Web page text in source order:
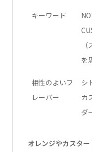
キーワード
を
相性のよいフ
レーバー
シ
カ
ダ
オレンジやカスタ